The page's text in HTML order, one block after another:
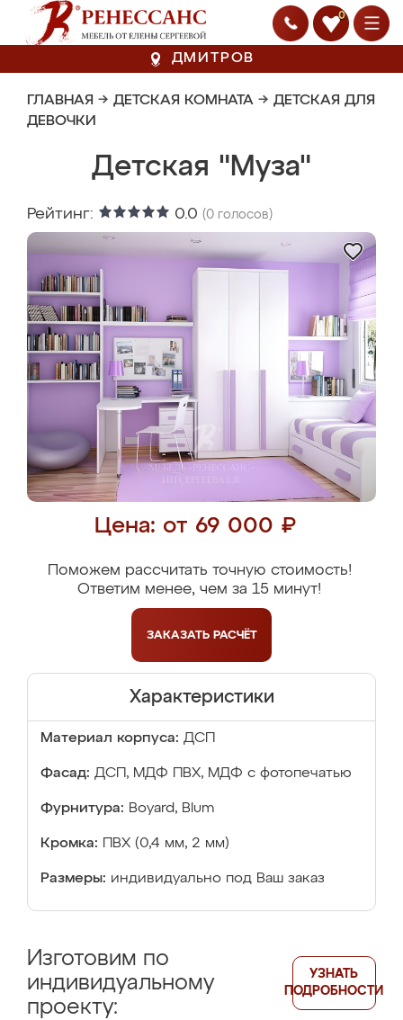
0
ДМИТРОВ
ГЛАВНАЯ → ДЕТСКАЯ КОМНАТА → ДЕТСКАЯ ДЛЯ
ДЕВОЧКИ
Детская "Муза"
Рейтинг: 0.0 (0 голосов)
Цена: от 69 000 ₽
Поможем рассчитать точную стоимость!
Ответим менее, чем за 15 минут!
ЗАКАЗАТЬ РАСЧЁТ
Характеристики
Материал корпуса: ДСП
Фасад: ДСП, МДФ ПВХ, МДФ с фотопечатью
Фурнитура: Boyard, Blum
Кромка: ПВХ (0,4 мм, 2 мм)
Размеры: индивидуально под Ваш заказ
Изготовим по
индивидуальному
проекту:
УЗНАТЬ
ПОДРОБНОСТИ